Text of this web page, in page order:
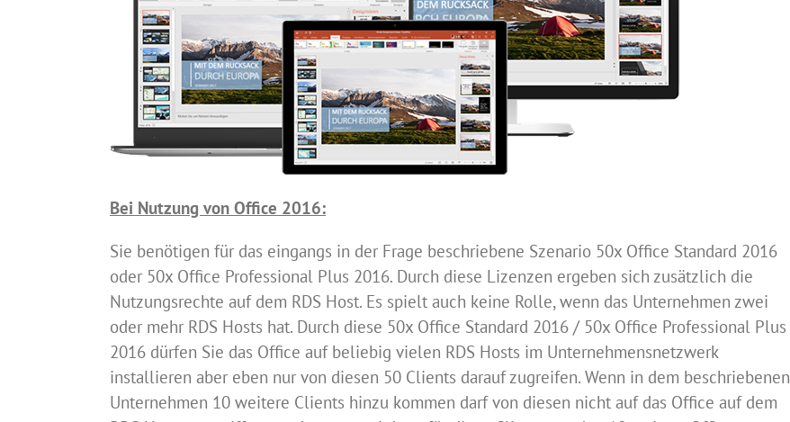
Bei Nutzung von Office 2016:
Sie benötigen für das eingangs in der Frage beschriebene Szenario 50x Office Standard 2016
oder 50x Office Professional Plus 2016. Durch diese Lizenzen ergeben sich zusätzlich die
Nutzungsrechte auf dem RDS Host. Es spielt auch keine Rolle, wenn das Unternehmen zwei
oder mehr RDS Hosts hat. Durch diese 50x Office Standard 2016 / 50x Office Professional Plus
2016 dürfen Sie das Office auf beliebig vielen RDS Hosts im Unternehmensnetzwerk
installieren aber eben nur von diesen 50 Clients darauf zugreifen. Wenn in dem beschriebenen
Unternehmen 10 weitere Clients hinzu kommen darf von diesen nicht auf das Office auf dem